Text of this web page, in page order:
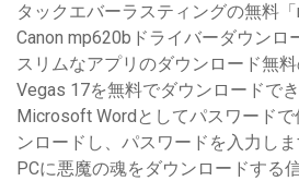
タックエバーラスティングの無料
Canon mp620bドライバーダウンロ
スリムなアプリのダウンロード無
Vegas 17を無料でダウンロードで
Microsoft Wordとしてパスワード
ンロードし、パスワードを入力し
PCに悪魔の魂をダウンロードする